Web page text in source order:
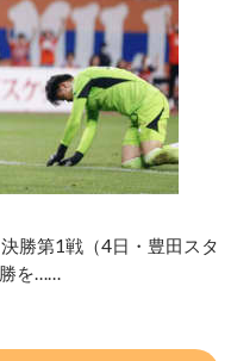
勝第1戦（4日・豊田スタ
を……